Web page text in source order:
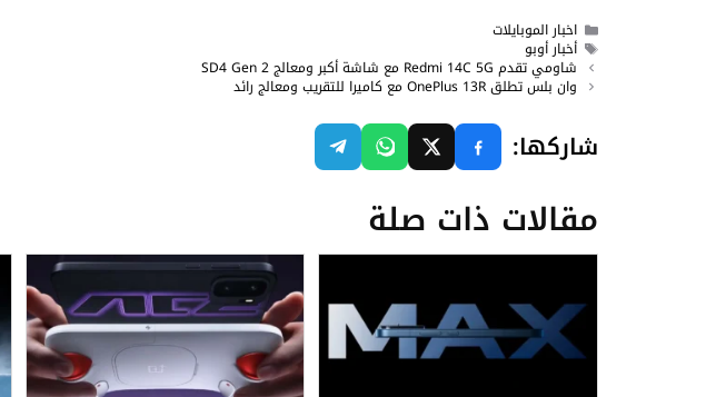
التصنيفات
اخبار الموبايلات
الوسوم
أخبار أوبو
شاومي تقدم Redmi 14C 5G مع شاشة أكبر ومعالج SD4 Gen 2
وان بلس تطلق OnePlus 13R مع كاميرا للتقريب ومعالج رائد
شاركها:
مقالات ذات صلة